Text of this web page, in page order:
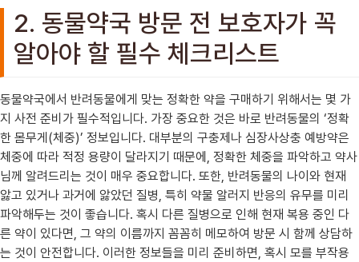
2. 동물약국 방문 전 보호자가 꼭
알아야 할 필수 체크리스트
동물약국에서 반려동물에게 맞는 정확한 약을 구매하기 위해서는 몇 가
지 사전 준비가 필수적입니다. 가장 중요한 것은 바로 반려동물의 ‘정확
한 몸무게(체중)’ 정보입니다. 대부분의 구충제나 심장사상충 예방약은
체중에 따라 적정 용량이 달라지기 때문에, 정확한 체중을 파악하고 약사
님께 알려드리는 것이 매우 중요합니다. 또한, 반려동물의 나이와 현재
앓고 있거나 과거에 앓았던 질병, 특히 약물 알러지 반응의 유무를 미리
파악해두는 것이 좋습니다. 혹시 다른 질병으로 인해 현재 복용 중인 다
른 약이 있다면, 그 약의 이름까지 꼼꼼히 메모하여 방문 시 함께 상담하
는 것이 안전합니다. 이러한 정보들을 미리 준비하면, 혹시 모를 부작용